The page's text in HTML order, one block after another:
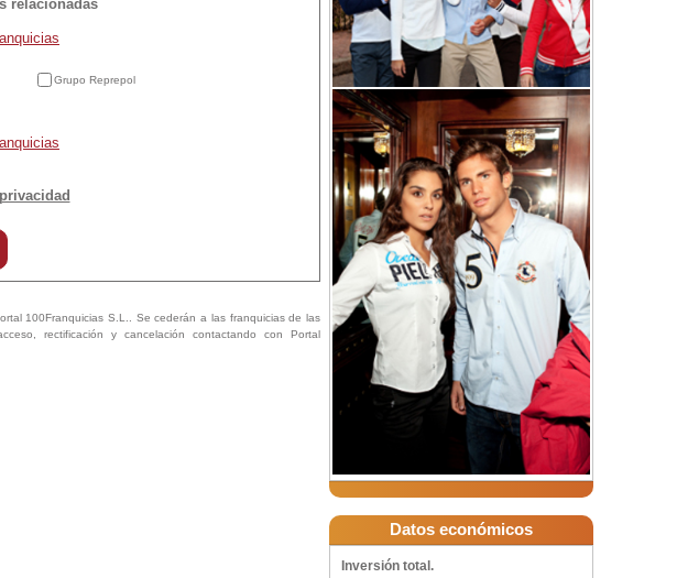
relacionadas
Grupo Reprepol
100Franquicias S.L.. Se cederán a las franquicias de las
rectificación y cancelación contactando con Portal
Datos económicos
Inversión total.